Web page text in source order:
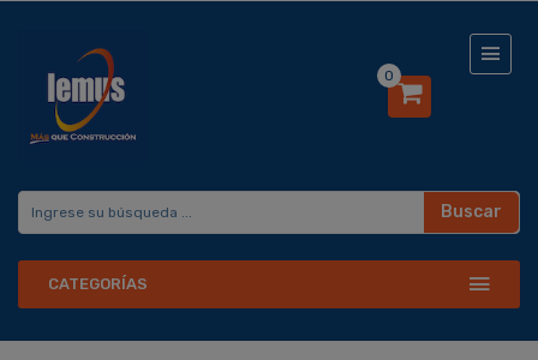
0
Buscar
CATEGORÍAS